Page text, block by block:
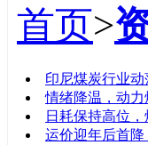
首页>
印尼煤炭行业
情绪降温，动
日耗保持高位
运价迎年后首降